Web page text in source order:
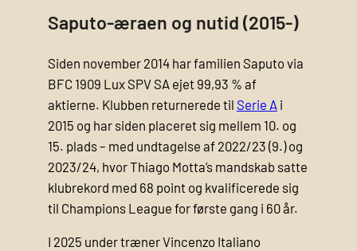
Saputo-æraen og nutid (2015-)
Siden november 2014 har familien Saputo via
BFC 1909 Lux SPV SA ejet 99,93 % af
aktierne. Klubben returnerede til Serie A i
2015 og har siden placeret sig mellem 10. og
15. plads – med undtagelse af 2022/23 (9.) og
2023/24, hvor Thiago Motta’s mandskab satte
klubrekord med 68 point og kvalificerede sig
til Champions League for første gang i 60 år.
I 2025 under træner Vincenzo Italiano